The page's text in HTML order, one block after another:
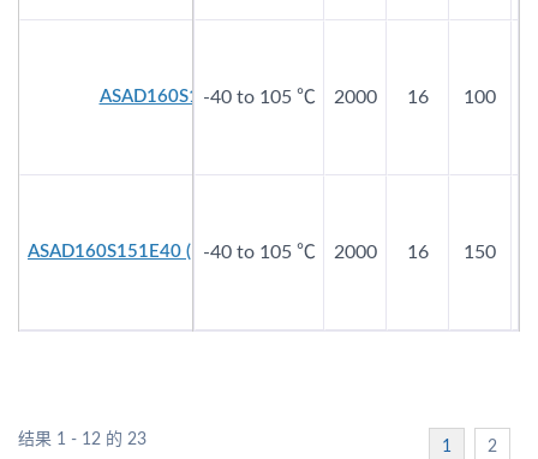
-40 to 105 ℃ 2000 16 100
-40 to 105 ℃ 2000 16 150
ASAD160S101E40
ASAD160S151E40 (ENGINEERING!)
结果 1 - 12 的 23 1 2